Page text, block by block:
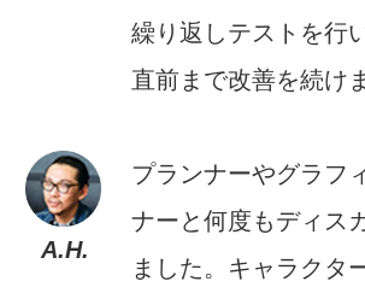
繰り返しテストを行
直前まで改善を続け
A.H.
プランナーやグラフ
ナーと何度もディス
ました。キャラクタ